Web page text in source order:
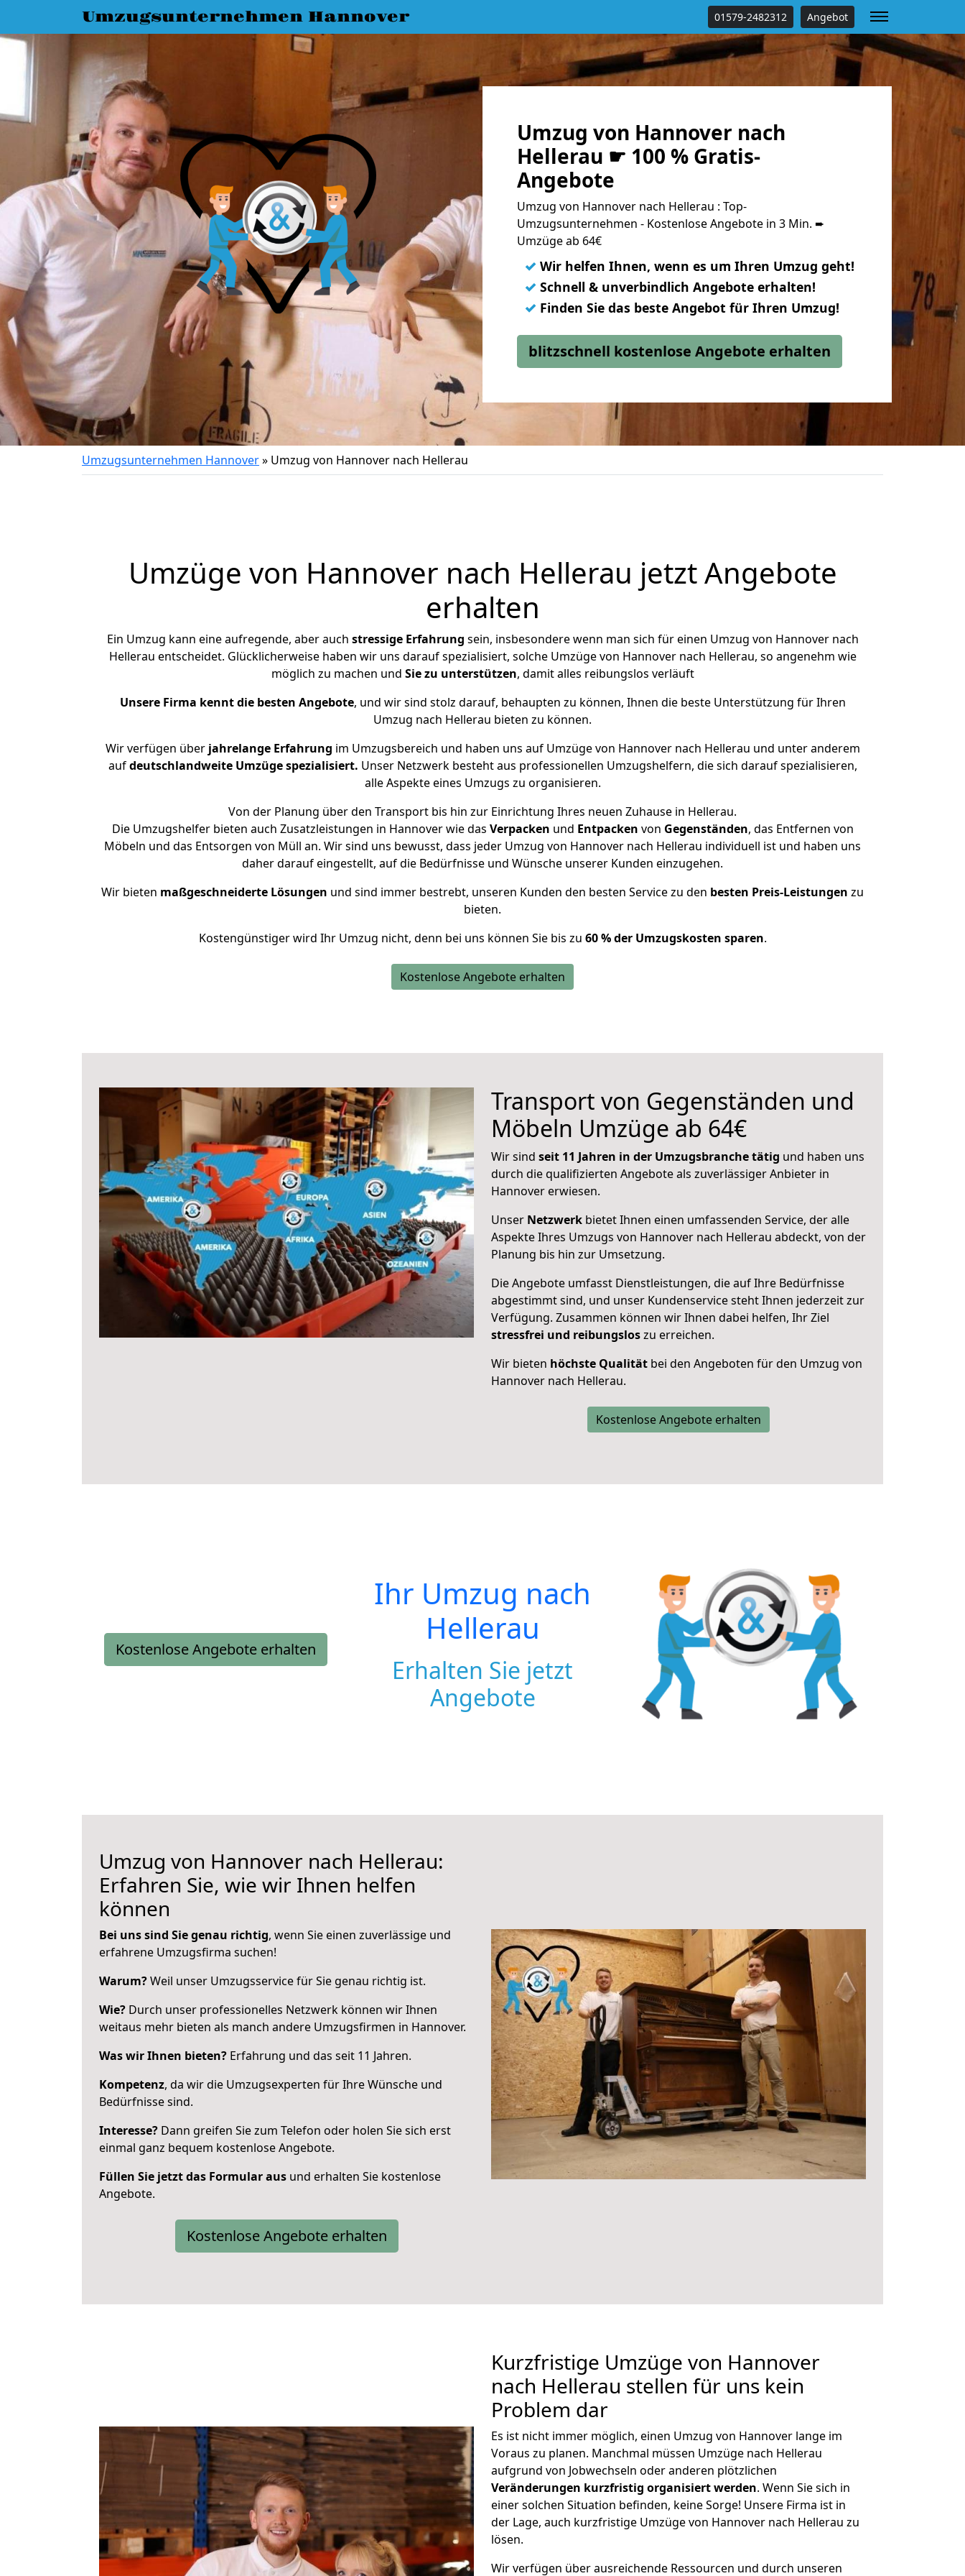
Umzugsunternehmen Hannover 01579-2482312 Angebot
Umzug von Hannover nach
Hellerau ☛ 100 % Gratis-
Angebote
Umzug von Hannover nach Hellerau : Top-
Umzugsunternehmen - Kostenlose Angebote in 3 Min. ➨
Umzüge ab 64€
✓ Wir helfen Ihnen, wenn es um Ihren Umzug geht!
✓ Schnell & unverbindlich Angebote erhalten!
✓ Finden Sie das beste Angebot für Ihren Umzug!
blitzschnell kostenlose Angebote erhalten
Umzugsunternehmen Hannover» Umzug von Hannover nach Hellerau
Umzüge von Hannover nach Hellerau jetzt Angebote
erhalten
Ein Umzug kann eine aufregende, aber auch stressige Erfahrung sein, insbesondere wenn man sich für einen Umzug von Hannover nach
Hellerau entscheidet. Glücklicherweise haben wir uns darauf spezialisiert, solche Umzüge von Hannover nach Hellerau, so angenehm wie
möglich zu machen und Sie zu unterstützen, damit alles reibungslos verläuft
Unsere Firma kennt die besten Angebote, und wir sind stolz darauf, behaupten zu können, Ihnen die beste Unterstützung für Ihren
Umzug nach Hellerau bieten zu können.
Wir verfügen überjahrelange Erfahrung im Umzugsbereich und haben uns auf Umzüge von Hannover nach Hellerau und unter anderem
aufdeutschlandweite Umzüge spezialisiert. Unser Netzwerk besteht aus professionellen Umzugshelfern, die sich darauf spezialisieren,
alle Aspekte eines Umzugs zu organisieren.
Von der Planung über den Transport bis hin zur Einrichtung Ihres neuen Zuhause in Hellerau.
Die Umzugshelfer bieten auch Zusatzleistungen in Hannover wie das Verpacken und Entpacken von Gegenständen, das Entfernen von
Möbeln und das Entsorgen von Müll an. Wir sind uns bewusst, dass jeder Umzug von Hannover nach Hellerau individuell ist und haben uns
daher darauf eingestellt, auf die Bedürfnisse und Wünsche unserer Kunden einzugehen.
Wir bieten maßgeschneiderte Lösungen und sind immer bestrebt, unseren Kunden den besten Service zu den besten Preis-Leistungen zu
bieten.
Kostengünstiger wird Ihr Umzug nicht, denn bei uns können Sie bis zu 60 % der Umzugskosten sparen.
Kostenlose Angebote erhalten
Transport von Gegenständen und
Möbeln Umzüge ab 64€
Wir sind seit 11 Jahren in der Umzugsbranche tätig und haben uns
durch die qualifizierten Angebote als zuverlässiger Anbieter in
Hannover erwiesen.
Unser Netzwerk bietet Ihnen einen umfassenden Service, der alle
Aspekte Ihres Umzugs von Hannover nach Hellerau abdeckt, von der
Planung bis hin zur Umsetzung.
Die Angebote umfasst Dienstleistungen, die auf Ihre Bedürfnisse
abgestimmt sind, und unser Kundenservice steht Ihnen jederzeit zur
Verfügung. Zusammen können wir Ihnen dabei helfen, Ihr Ziel
stressfrei und reibungsloszu erreichen.
Wir bieten höchste Qualität bei den Angeboten für den Umzug von
Hannover nach Hellerau.
Kostenlose Angebote erhalten
Kostenlose Angebote erhalten
Ihr Umzug nach
Hellerau
Erhalten Sie jetzt
Angebote
Umzug von Hannover nach Hellerau:
Erfahren Sie, wie wir Ihnen helfen
können
Bei uns sind Sie genau richtig, wenn Sie einen zuverlässige und
erfahrene Umzugsfirma suchen!
Warum?Weil unser Umzugsservice für Sie genau richtig ist.
Wie? Durch unser professionelles Netzwerk können wir Ihnen
weitaus mehr bieten als manch andere Umzugsfirmen in Hannover.
Was wir Ihnen bieten? Erfahrung und das seit 11 Jahren.
Kompetenz, da wir die Umzugsexperten für Ihre Wünsche und
Bedürfnisse sind.
Interesse? Dann greifen Sie zum Telefon oder holen Sie sich erst
einmal ganz bequem kostenlose Angebote.
Füllen Sie jetzt das Formular aus und erhalten Sie kostenlose
Angebote.
Kostenlose Angebote erhalten
Kurzfristige Umzüge von Hannover
nach Hellerau stellen für uns kein
Problem dar
Es ist nicht immer möglich, einen Umzug von Hannover lange im
Voraus zu planen. Manchmal müssen Umzüge nach Hellerau
aufgrund von Jobwechseln oder anderen plötzlichen
Veränderungen kurzfristig organisiert werden. Wenn Sie sich in
einer solchen Situation befinden, keine Sorge! Unsere Firma ist in
der Lage, auch kurzfristige Umzüge von Hannover nach Hellerau zu
lösen.
Wir verfügen über ausreichende Ressourcen und durch unseren